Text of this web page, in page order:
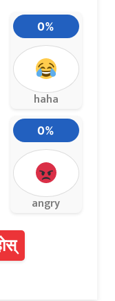
0%
haha
0%
angry